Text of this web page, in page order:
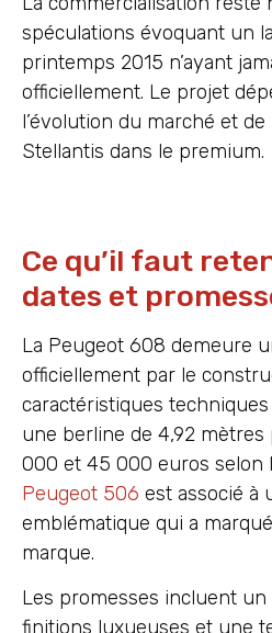
spéculations évoquant un
printemps 2015 n’ayant
officiellement. Le projet
l’évolution du marché et
Stellantis dans le premium.
Ce qu’il faut
dates et
La Peugeot 608 demeure
officiellement par le
caractéristiques
une berline de 4,92
000 et 45 000 euros selon
Peugeot 506 est associé à
emblématique qui a
marque.
Les promesses incluent un
finitions luxueuses et une